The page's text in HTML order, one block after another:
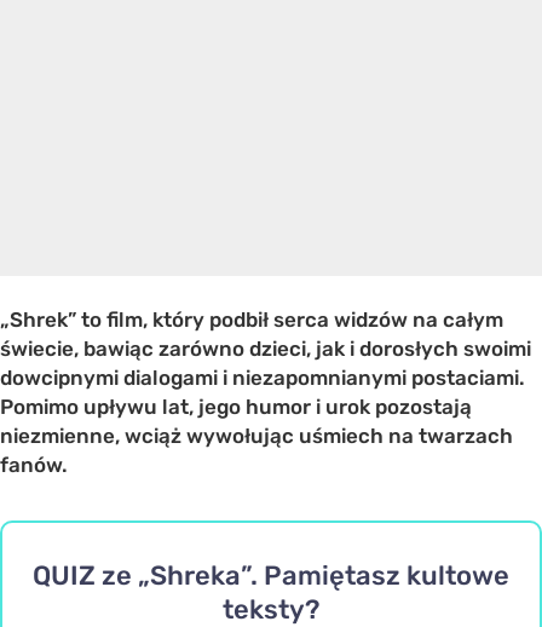
„Shrek” to film, który podbił serca widzów na całym
świecie, bawiąc zarówno dzieci, jak i dorosłych swoimi
dowcipnymi dialogami i niezapomnianymi postaciami.
Pomimo upływu lat, jego humor i urok pozostają
niezmienne, wciąż wywołując uśmiech na twarzach
fanów.
QUIZ ze „Shreka”. Pamiętasz kultowe
teksty?